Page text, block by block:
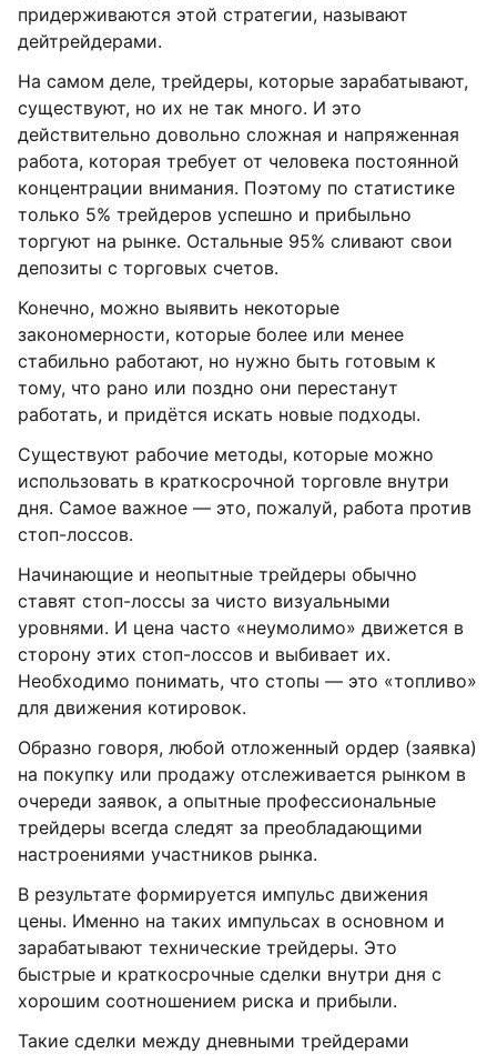
придерживаются этой стратегии, называют
дейтрейдерами.
На самом деле, трейдеры, которые зарабатывают,
существуют, но их не так много. И это
действительно довольно сложная и напряженная
работа, которая требует от человека постоянной
концентрации внимания. Поэтому по статистике
только 5% трейдеров успешно и прибыльно
торгуют на рынке. Остальные 95% сливают свои
депозиты с торговых счетов.
Конечно, можно выявить некоторые
закономерности, которые более или менее
стабильно работают, но нужно быть готовым к
тому, что рано или поздно они перестанут
работать, и придётся искать новые подходы.
Существуют рабочие методы, которые можно
использовать в краткосрочной торговле внутри
дня. Самое важное — это, пожалуй, работа против
стоп-лоссов.
Начинающие и неопытные трейдеры обычно
ставят стоп-лоссы за чисто визуальными
уровнями. И цена часто «неумолимо» движется в
сторону этих стоп-лоссов и выбивает их.
Необходимо понимать, что стопы — это «топливо»
для движения котировок.
Образно говоря, любой отложенный ордер (заявка)
на покупку или продажу отслеживается рынком в
очереди заявок, а опытные профессиональные
трейдеры всегда следят за преобладающими
настроениями участников рынка.
В результате формируется импульс движения
цены. Именно на таких импульсах в основном и
зарабатывают технические трейдеры. Это
быстрые и краткосрочные сделки внутри дня с
хорошим соотношением риска и прибыли.
Такие сделки между дневными трейдерами